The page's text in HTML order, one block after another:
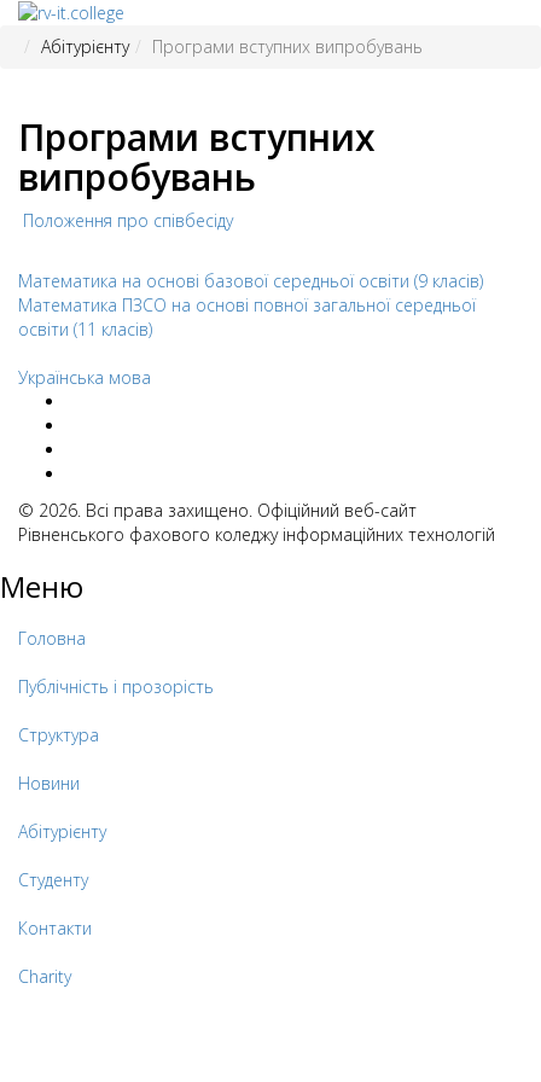
Абітурієнту Програми вступних випробувань
Програми вступних
випробувань
Положення про співбесіду
Математика на основі базової середньої освіти (9 класів)
Математика ПЗСО на основі повної загальної середньої
освіти (11 класів)
Українська мова
© 2026. Всі права захищено. Офіційний веб-сайт
Рівненського фахового коледжу інформаційних технологій
Меню
Головна
Публічність і прозорість
Структура
Новини
Абітурієнту
Студенту
Контакти
Charity